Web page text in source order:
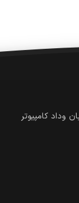
وداد کامپیوتر